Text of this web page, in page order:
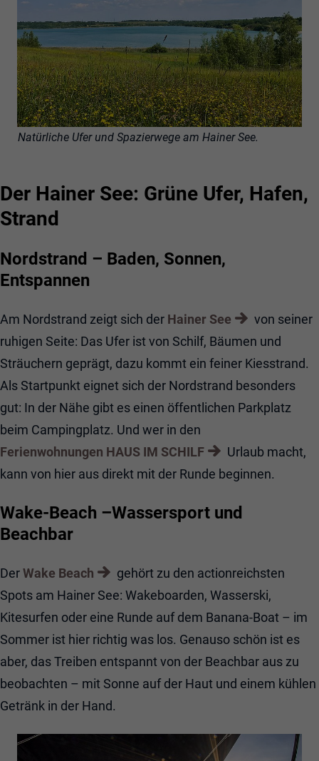
Natürliche Ufer und Spazierwege am Hainer See.
Der Hainer See: Grüne Ufer, Hafen,
Strand
Nordstrand – Baden, Sonnen,
Entspannen
Am Nordstrand zeigt sich der Hainer See
von seiner
ruhigen Seite: Das Ufer ist von Schilf, Bäumen und
Sträuchern geprägt, dazu kommt ein feiner Kiesstrand.
Als Startpunkt eignet sich der Nordstrand besonders
gut: In der Nähe gibt es einen öffentlichen Parkplatz
beim Campingplatz. Und wer in den
Ferienwohnungen HAUS IM SCHILF
Urlaub macht,
kann von hier aus direkt mit der Runde beginnen.
Wake-Beach –Wassersport und
Beachbar
DerWake Beach
gehört zu den actionreichsten
Spots am Hainer See: Wakeboarden, Wasserski,
Kitesurfen oder eine Runde auf dem Banana-Boat – im
Sommer ist hier richtig was los. Genauso schön ist es
aber, das Treiben entspannt von der Beachbar aus zu
beobachten – mit Sonne auf der Haut und einem kühlen
Getränk in der Hand.